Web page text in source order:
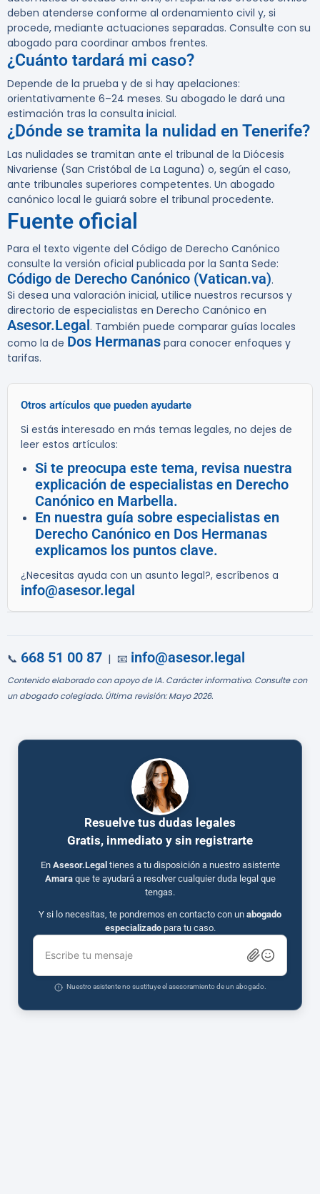
deben atenderse conforme al ordenamiento civil y, si
procede, mediante actuaciones separadas. Consulte con su
abogado para coordinar ambos frentes.
¿Cuánto tardará mi caso?
Depende de la prueba y de si hay apelaciones:
orientativamente 6–24 meses. Su abogado le dará una
estimación tras la consulta inicial.
¿Dónde se tramita la nulidad en Tenerife?
Las nulidades se tramitan ante el tribunal de la Diócesis
Nivariense (San Cristóbal de La Laguna) o, según el caso,
ante tribunales superiores competentes. Un abogado
canónico local le guiará sobre el tribunal procedente.
Fuente oficial
Para el texto vigente del Código de Derecho Canónico
consulte la versión oficial publicada por la Santa Sede:
Código de Derecho Canónico (Vatican.va).
Si desea una valoración inicial, utilice nuestros recursos y
directorio de especialistas en Derecho Canónico en
Asesor.Legal. También puede comparar guías locales
como la de Dos Hermanas para conocer enfoques y
tarifas.
Otros artículos que pueden ayudarte
Si estás interesado en más temas legales, no dejes de
leer estos artículos:
Si te preocupa este tema, revisa nuestra
explicación de especialistas en Derecho
Canónico en Marbella.
En nuestra guía sobre especialistas en
Derecho Canónico en Dos Hermanas
explicamos los puntos clave.
¿Necesitas ayuda con un asunto legal?, escríbenos a
info@asesor.legal
📞 668 51 00 87 | 📧 info@asesor.legal
Contenido elaborado con apoyo de IA. Carácter informativo. Consulte con
un abogado colegiado. Última revisión: Mayo 2026.
Resuelve tus dudas legales
Gratis, inmediato y sin registrarte
En Asesor.Legal tienes a tu disposición a nuestro asistente
Amaraque te ayudará a resolver cualquier duda legal que
tengas.
Y si lo necesitas, te pondremos en contacto con un abogado
especializadopara tu caso.
Escribe tu mensaje
Nuestro asistente no sustituye el asesoramiento de un abogado.